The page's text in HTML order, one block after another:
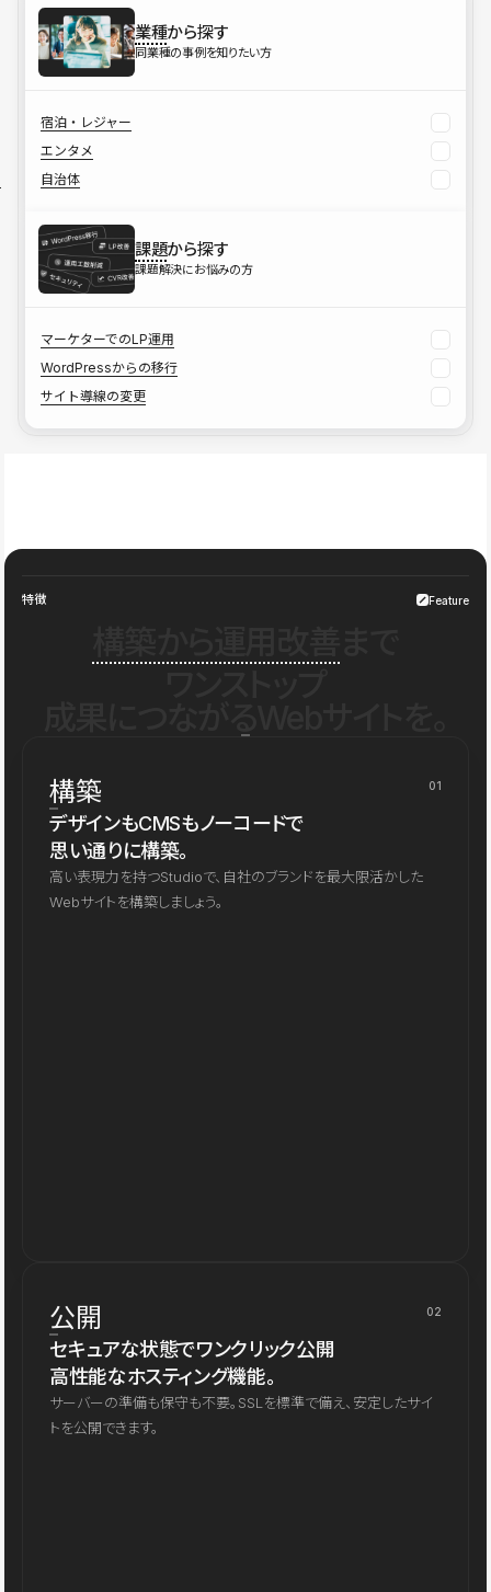
業種から探す
同業種の事例を知りたい方
宿泊・レジャー
エンタメ
自治体
課題から探す
課題解決にお悩みの方
マーケターでのLP運用
WordPressからの移行
サイト導線の変更
特徴 Feature
構築 01
デザインもCMSもノーコードで
思い通りに構築。
高い表現力を持つStudioで、自社のブランドを最大限活かした
Webサイトを構築しましょう。
公開 02
セキュアな状態でワンクリック公開
高性能なホスティング機能。
サーバーの準備も保守も不要。SSLを標準で備え、安定したサイ
トを公開できます。